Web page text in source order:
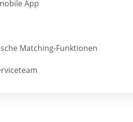
App
Matching-Funktionen